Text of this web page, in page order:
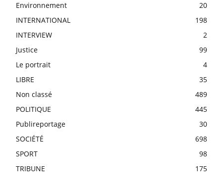
Environnement
20
INTERNATIONAL
198
INTERVIEW
2
Justice
99
Le portrait
4
LIBRE
35
Non classé
489
POLITIQUE
445
Publireportage
30
SOCIÉTÉ
698
SPORT
98
TRIBUNE
175